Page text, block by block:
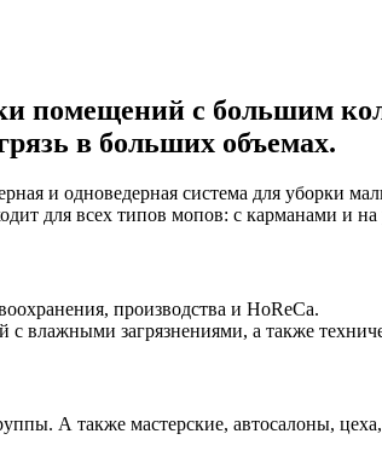
помещений с большим
в больших объемах.
и одноведерная система для уборки
для всех типов мопов: с карманами и на
производства и HoReCa.
влажными загрязнениями, а также
А также мастерские, автосалоны,